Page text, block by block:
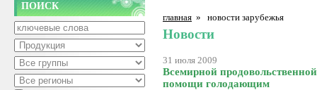
ПОИСК
главная » новости зарубежья
Новости
31 июля 2009
Всемирной
помощи голодающим